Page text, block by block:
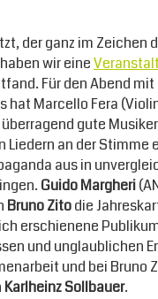
der ganz im Zeichen
haben wir eine
Für den Abend
hat Marcello Fera
gute
an der Stimme
aus in
Guido Margheri
Bruno Zitodie
erschienene
und unglaublichen
und bei Bruno
Karlheinz Sollbauer.